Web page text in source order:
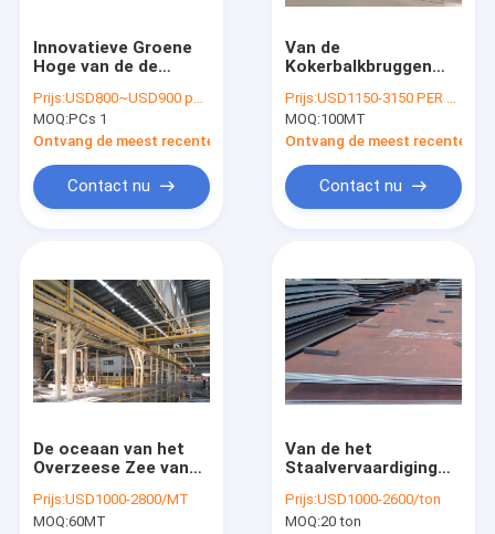
Fabrieksreis
Kwaliteitscontrole
Verzoek om een Citaat
Structureel staalvervaardiging
Zware Staalvervaardiging
De Vervaardiging van het metaalstaal
fabrications van het bladmetaal
De hoge Bouwconstructie van het Stijgingsstaal
Innovatieve Groene
Hoge van de de
van het
Stijgingsstaal de
Ziekenhuizenscholen
Prijs:USD800~USD900 per ton
MOQ:PCs 1
Ontvang de meest recente Prijs
Contact nu
Van de
Kokerbalkbruggen
Samengestelde Weg
van de de Bouw
multi-Spanwijdte
Prijs:USD1150-3150 PER TON
MOQ:100MT
Ontvang de meest recente
Contact nu
De oceaan van het
Overzeese Zee van
Vervaardigingspost
Platform Structurele
Prijs:USD1000-2800/MT
MOQ:60MT
Van de het
Staalvervaardiging
Bedrijfsastm A588
Australië
Prijs:USD1000-2600/ton
MOQ:20 ton